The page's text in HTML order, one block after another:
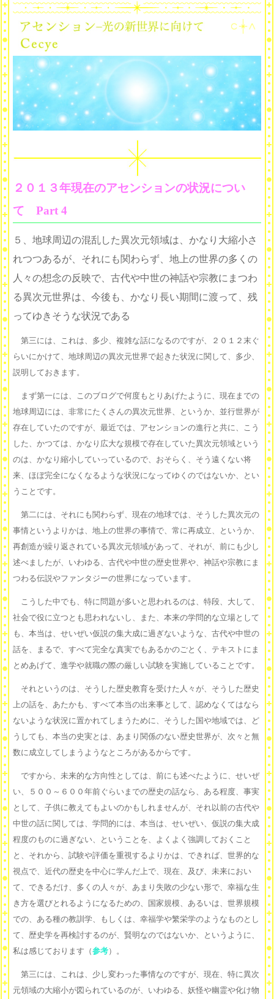
２０１３年現在のアセンションの状況につい
て Part 4
５、地球周辺の混乱した異次元領域は、かなり大縮小さ
れつつあるが、それにも関わらず、地上の世界の多くの
人々の想念の反映で、古代や中世の神話や宗教にまつわ
る異次元世界は、今後も、かなり長い期間に渡って、残
ってゆきそうな状況である
第三には、これは、多少、複雑な話になるのですが、２０１２末ぐ
らいにかけて、地球周辺の異次元世界で起きた状況に関して、多少、
説明しておきます。
まず第一には、このブログで何度もとりあげたように、現在までの
地球周辺には、非常にたくさんの異次元世界、というか、並行世界が
存在していたのですが、最近では、アセンションの進行と共に、こう
した、かつては、かなり広大な規模で存在していた異次元領域という
のは、かなり縮小していっているので、おそらく、そう遠くない将
来、ほぼ完全になくなるような状況になってゆくのではないか、とい
うことです。
第二には、それにも関わらず、現在の地球では、そうした異次元の
事情というよりかは、地上の世界の事情で、常に再成立、というか、
再創造が繰り返されている異次元領域があって、それが、前にも少し
述べましたが、いわゆる、古代や中世の歴史世界や、神話や宗教にま
つわる伝説やファンタジーの世界になっています。
こうした中でも、特に問題が多いと思われるのは、特段、大して、
社会で役に立つとも思われないし、また、本来の学問的な立場として
も、本当は、せいぜい仮説の集大成に過ぎないような、古代や中世の
話を、まるで、すべて完全な真実でもあるかのごとく、テキストにま
とめあげて、進学や就職の際の厳しい試験を実施していることです。
それというのは、そうした歴史教育を受けた人々が、そうした歴史
上の話を、あたかも、すべて本当の出来事として、認めなくてはなら
ないような状況に置かれてしまうために、そうした国や地域では、ど
うしても、本当の史実とは、あまり関係のない歴史世界が、次々と無
数に成立してしまうようなところがあるからです。
ですから、未来的な方向性としては、前にも述べたように、せいぜ
い、５００～６００年前ぐらいまでの歴史の話なら、ある程度、事実
として、子供に教えてもよいのかもしれませんが、それ以前の古代や
中世の話に関しては、学問的には、本当は、せいぜい、仮説の集大成
程度のものに過ぎない、ということを、よくよく強調しておくこと
と、それから、試験や評価を重視するよりかは、できれば、世界的な
視点で、近代の歴史を中心に学んだ上で、現在、及び、未来におい
て、できるだけ、多くの人々が、あまり失敗の少ない形で、幸福な生
き方を選びとれるようになるための、国家規模、あるいは、世界規模
での、ある種の教訓学、もしくは、幸福学や繁栄学のようなものとし
て、歴史学を再検討するのが、賢明なのではないか、というように、
私は感じております（参考）。
第三には、これは、少し変わった事情なのですが、現在、特に異次
元領域の大縮小が図られているのが、いわゆる、妖怪や幽霊や化け物